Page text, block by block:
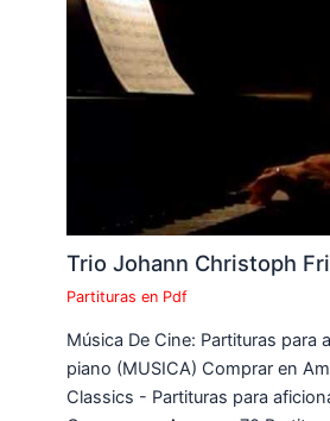
Trio Johann Christoph
Partituras en Pdf
Música De Cine: Partituras para
piano (MUSICA) Comprar en
Classics - Partituras para